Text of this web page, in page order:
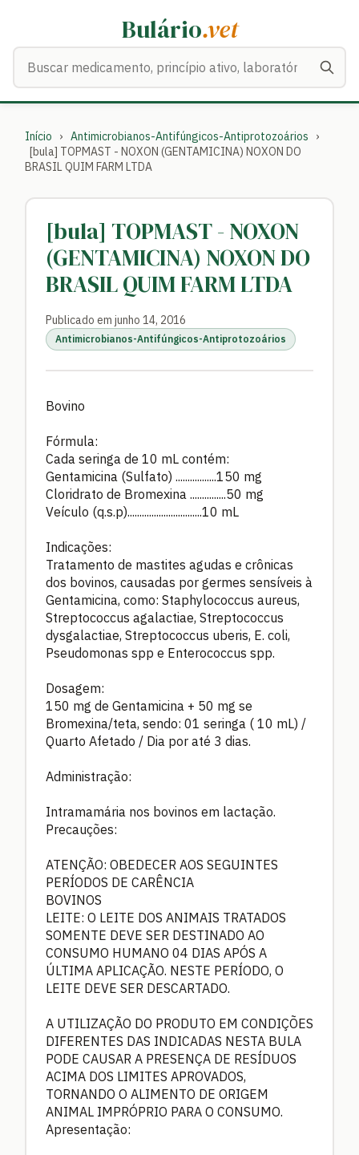
Bulário.vet
Início › Antimicrobianos-Antifúngicos-Antiprotozoários
›
[bula] TOPMAST - NOXON (GENTAMICINA) NOXON DO
BRASIL QUIM FARM LTDA
[bula] TOPMAST - NOXON
(GENTAMICINA) NOXON DO
BRASIL QUIM FARM LTDA
Publicado em junho 14, 2016
Antimicrobianos-Antifúngicos-Antiprotozoários
Bovino
Fórmula:
Cada seringa de 10 mL contém:
Gentamicina (Sulfato) .................150 mg
Cloridrato de Bromexina ...............50 mg
Veículo (q.s.p)...............................10 mL
Indicações:
Tratamento de mastites agudas e crônicas
dos bovinos, causadas por germes sensíveis à
Gentamicina, como: Staphylococcus aureus,
Streptococcus agalactiae, Streptococcus
dysgalactiae, Streptococcus uberis, E. coli,
Pseudomonas spp e Enterococcus spp.
Dosagem:
150 mg de Gentamicina + 50 mg se
Bromexina/teta, sendo: 01 seringa ( 10 mL) /
Quarto Afetado / Dia por até 3 dias.
Administração:
Intramamária nos bovinos em lactação.
Precauções:
ATENÇÃO: OBEDECER AOS SEGUINTES
PERÍODOS DE CARÊNCIA
BOVINOS
LEITE: O LEITE DOS ANIMAIS TRATADOS
SOMENTE DEVE SER DESTINADO AO
CONSUMO HUMANO 04 DIAS APÓS A
ÚLTIMA APLICAÇÃO. NESTE PERÍODO, O
LEITE DEVE SER DESCARTADO.
A UTILIZAÇÃO DO PRODUTO EM CONDIÇÕES
DIFERENTES DAS INDICADAS NESTA BULA
PODE CAUSAR A PRESENÇA DE RESÍDUOS
ACIMA DOS LIMITES APROVADOS,
TORNANDO O ALIMENTO DE ORIGEM
ANIMAL IMPRÓPRIO PARA O CONSUMO.
Apresentação: